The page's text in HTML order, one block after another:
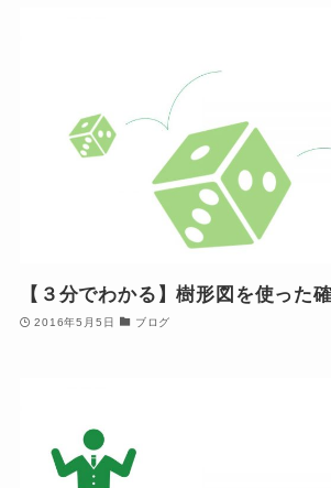
【３分でわかる】樹形図を使った
2016年5月5日 ブログ